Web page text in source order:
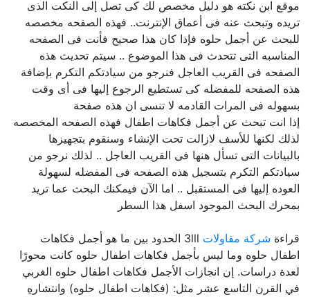
موقع ابن نكته هو دليل مخصص لك كى تصل إلى النكت الذى
تريده وتبحث عنه فى أعماق الإنترنت.. فهذه الصفحه مخصصه
للبحث عن أجمل حلوه فإذا كان هذا صحيح فأنت فى الصفحه
المناسبه التى تتحدث فى هذا الموضوع .. سيتم تحديث هذه
الصفحه فى القريب العاجل فنرجو من سيادتكم التكرم بإضافة
هذه الصفحه للمفضله كى تستطيع الرجوع إليها فى أى وقت
بسهوله فى المرات القادمه لا تنسى ان هذه صفحة
إذا انت تبحث عن أجمل فكاهات اطفال فهذه الصفحه المخصصه
لذلك لكنها للأسف لازالت تحت الإنشاء وسنقوم بتجهيزها
بالبيانات التى تسأل هنها فى القريب العاجل .. لذلك نرجو من
سيادتكم التكرم بتسجيل هذه الصفحه فى المفضله لسهولة
العوده إليها فى المستقبل .. اما الآن فيمكنك البحث عما تريد
بمحرك البحث الموجود اسفل هذا السطر
قراءةشركة مقاولات
3lll الحدود بين ما هو أجمل فكاهات
اطفال حلوه وما ليس بأجمل فكاهات اطفال حلوه كانت محورًا
لعدة دراسات. إن انجازات الأجمل فكاهات اطفال حلوه الغربي
في القرن التاسع عشر مثل: (فكاهات اطفال حلوه) وانتشارهِ